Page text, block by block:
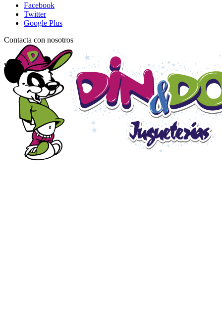
Facebook
Twitter
Google Plus
Contacta con nosotros